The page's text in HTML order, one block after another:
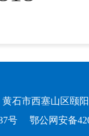
石市西塞山区颐
号 鄂公网安备